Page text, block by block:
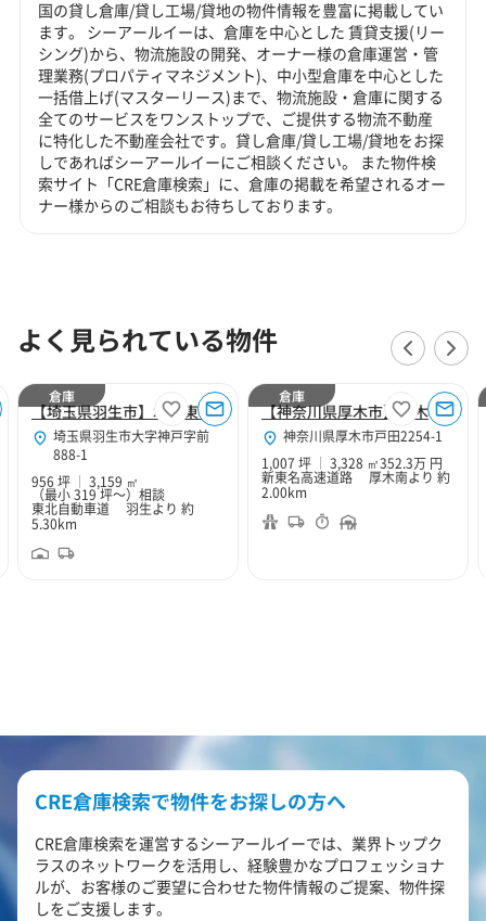
国の貸し倉庫/貸し工場/貸地の物件情報を豊富に掲載してい
ます。 シーアールイーは、倉庫を中心とした 賃貸支援(リー
シング)から、物流施設の開発、オーナー様の倉庫運営・管
理業務(プロパティマネジメント)、中小型倉庫を中心とした
一括借上げ(マスターリース)まで、物流施設・倉庫に関する
全てのサービスをワンストップで、ご提供する物流不動産
に特化した不動産会社です。貸し倉庫/貸し工場/貸地をお探
しであればシーアールイーにご相談ください。 また物件検
索サイト「CRE倉庫検索」に、倉庫の掲載を希望されるオー
ナー様からのご相談もお待ちしております。
よく見られている物件
【埼玉県羽生市】北関東Hubセンター
埼玉県羽生市大字神戸字前
888-1
956 坪
3,159 ㎡
（最小 319 坪～） 相談
東北自動車道 羽生より 約
5.30km
倉庫
【神奈川県厚木市】厚木１０２
神奈川県厚木市戸田2254-1
1,007 坪
3,328 ㎡352.3万 円
新東名高速道路 厚木南より 約
2.00km
倉庫
CRE倉庫検索で物件をお探しの方へ
CRE倉庫検索を運営するシーアールイーでは、業界トップク
ラスのネットワークを活用し、経験豊かなプロフェッショナ
ルが、お客様のご要望に合わせた物件情報のご提案、物件探
しをご支援します。